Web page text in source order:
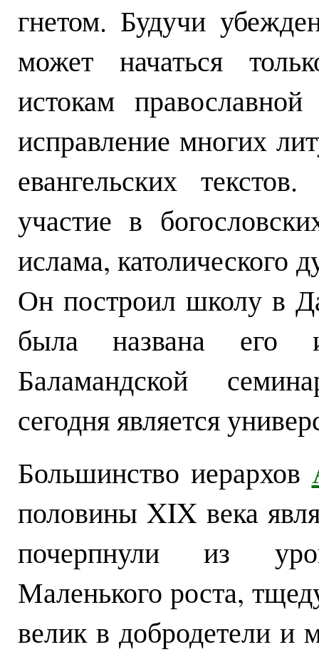
гнетом. Будучи
может начаться
истокам
исправление многих
евангельских
участие в
ислама, католического
Он построил школу в
была названа его
Баламандской
сегодня является
Большинство иерархов
половины XIX века
почерпнули из
Маленького роста,
велик в добродетели и